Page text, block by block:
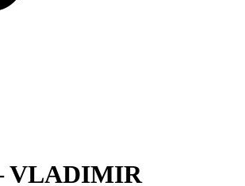
VLADIMIR